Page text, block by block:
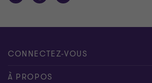
CONNECTEZ-VOUS
Rencontrez nos experts
À PROPOS